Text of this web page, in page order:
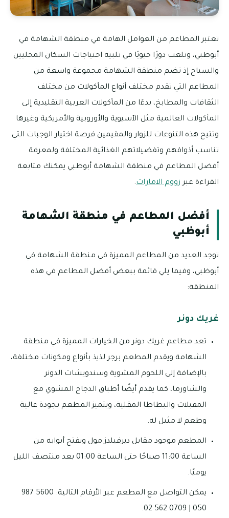
تعتبر المطاعم من العوامل الهامة في منطقة الشهامة في
أبوظبي، وتلعب دورًا حيويًا في تلبية احتياجات السكان المحليين
والسياح إذ تضم منطقة الشهامة مجموعة واسعة من
المطاعم التي تقدم مختلف أنواع المأكولات من مختلف
الثقافات والمطابخ، بدءًا من المأكولات العربية التقليدية إلى
المأكولات العالمية مثل الآسيوية والأوروبية والأمريكية وغيرها
وتتيح هذه التنوعات للزوار والمقيمين فرصة اختيار الوجبات التي
تناسب أذواقهم وتفضيلاتهم الغذائية المختلفة ولمعرفة
أفضل المطاعم في منطقة الشهامة أبوظبي يمكنك متابعة
القراءة عبر زووم الامارات.
أفضل المطاعم في منطقة الشهامة
أبوظبي
توجد العديد من المطاعم المميزة في منطقة الشهامة في
أبوظبي، وفيما يلي قائمة ببعض أفضل المطاعم في هذه
المنطقة:
غريك دونر
تعد مطاعم غريك دونر من الخيارات المميزة في منطقة
الشهامة ويقدم المطعم برجر لذيذ بأنواع ومكونات مختلفة،
بالإضافة إلى اللحوم المشوية وسندويشات الدونر
والشاورما، كما يقدم أيضًا أطباق الدجاج المشوي مع
المقبلات والبطاطا المقلية، ويتميز المطعم بجودة عالية
وطعم لا مثيل له.
المطعم موجود مقابل ديرفيلدز مول ويفتح أبوابه من
الساعة 11:00 صباحًا حتى الساعة 01:00 بعد منتصف الليل
يوميًا.
يمكن التواصل مع المطعم عبر الأرقام التالية: 5600 987
050 | 0709 562 02.